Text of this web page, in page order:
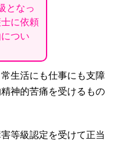
となっ
に依頼
つい
生活にも仕事にも支障
神的苦痛を受けるもの
等級認定を受けて正当